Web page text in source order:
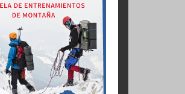
· Educacion · Entrenamiento
Principios en el
entrenamiento físico,
mental y emocional
en la Actividad de
Montaña